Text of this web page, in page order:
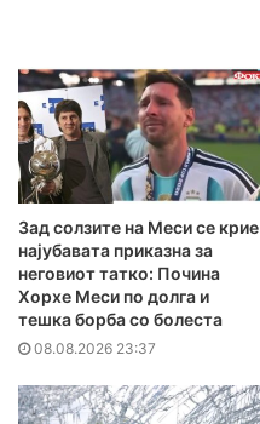
Зад солзите на Меси се крие
најубавата приказна за
неговиот татко: Почина
Хорхе Меси по долга и
тешка борба со болеста
08.08.2026 23:37